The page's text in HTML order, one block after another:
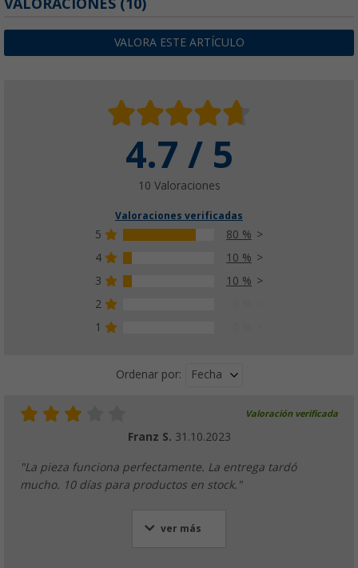
VALORACIONES (10)
VALORA ESTE ARTÍCULO
4.7 / 5
10 Valoraciones
Valoraciones verificadas
5
80 %
4
10 %
3
10 %
2
1
Ordenar por: Fecha
Valoración verificada
Franz S. 31.10.2023
"La pieza funciona perfectamente. La entrega tardó
mucho. 10 días para productos en stock."
ver más